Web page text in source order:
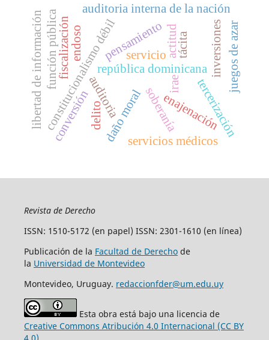
constitucionalismo débilrepública dominicana
fiscalización
auditoria
auditoria interna de la nación
soberanía
pensamientoactitud
libertad de información delitodaño moralservicios médicos
función pública inversiones
irae tercerización
juegos de azar
conversión
tácita
enajenación
servicio
endoso
Revista de Derecho
ISSN: 1510-5172 (en papel) ISSN: 2301-1610 (en línea)
Publicación de la Facultad de Derechode
la Universidad de Montevideo
Montevideo, Uruguay. redaccionfder@um.edu.uy
Esta obra está bajo una licencia de
Creative Commons Atribución 4.0 Internacional (CC BY
4.0)